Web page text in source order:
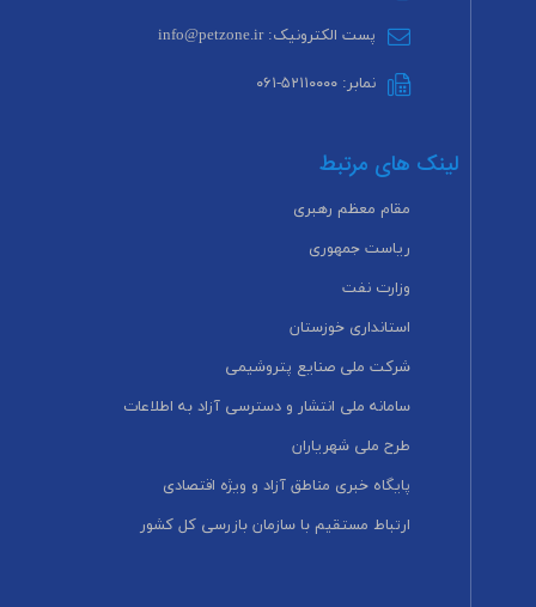
پست الکترونیک: info@petzone.ir
نمابر: ۵۲۱۱۰۰۰۰-۰۶۱
لینک های مرتبط
مقام معظم رهبری
ریاست جمهوری
وزارت نفت
استانداری خوزستان
شرکت ملی صنایع پتروشیمی
سامانه ملی انتشار و دسترسی آزاد به اطلاعات
طرح ملی شهریاران
پایگاه خبری مناطق آزاد و ویژه اقتصادی
ارتباط مستقیم با سازمان بازرسی کل کشور